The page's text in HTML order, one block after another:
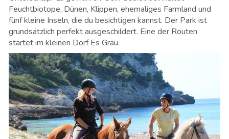
Feuchtbiotope, Dünen, Klippen, ehemaliges Farmland und
fünf kleine Inseln, die du besichtigen kannst. Der Park ist
grundsätzlich perfekt ausgeschildert. Eine der Routen
startet im kleinen Dorf Es Grau.